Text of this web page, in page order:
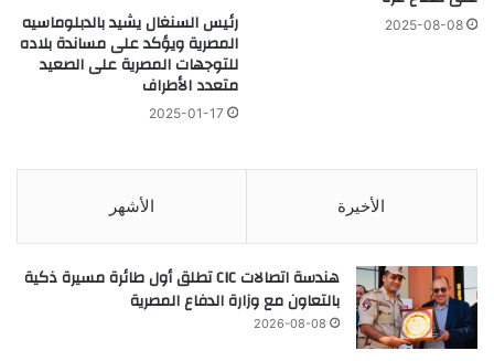
2025-08-08 رئيس السنغال يشيد بالدبلوماسيه
المصرية ويؤكد على مساندة بلاده
للتوجهات المصرية على الصعيد
متعدد الأطراف
2025-01-17
الأخيرة الأشهر
هندسة اتصالات CIC تطلق أول طائرة مسيرة ذكية
بالتعاون مع وزارة الدفاع المصرية
2026-08-08